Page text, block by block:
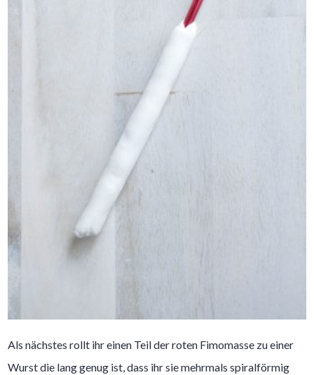
Als nächstes rollt ihr einen Teil der roten Fimomasse zu einer
Wurst die lang genug ist, dass ihr sie mehrmals spiralförmig